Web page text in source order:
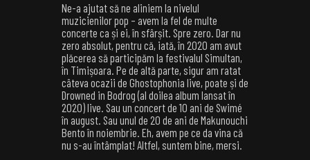
Ne-a ajutat să ne aliniem la nivelul
muzicienilor pop – avem la fel de multe
concerte ca și ei, în sfârșit. Spre zero. Dar nu
zero absolut, pentru că, iată, în 2020 am avut
plăcerea să participăm la festivalul Simultan,
în Timișoara. Pe de altă parte, sigur am ratat
câteva ocazii de Ghostophonia live, poate și de
Drowned in Bodrog (al doilea album lansat în
2020) live. Sau un concert de 10 ani de Swimé
în august. Sau unul de 20 de ani de Makunouchi
Bento în noiembrie. Eh, avem pe ce da vina că
nu s-au întâmplat! Altfel, suntem bine, mersi.